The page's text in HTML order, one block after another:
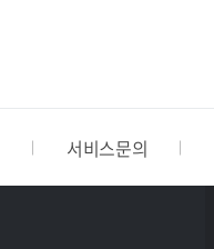
서비스문의